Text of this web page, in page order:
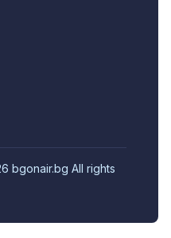
bgonair.bg All rights